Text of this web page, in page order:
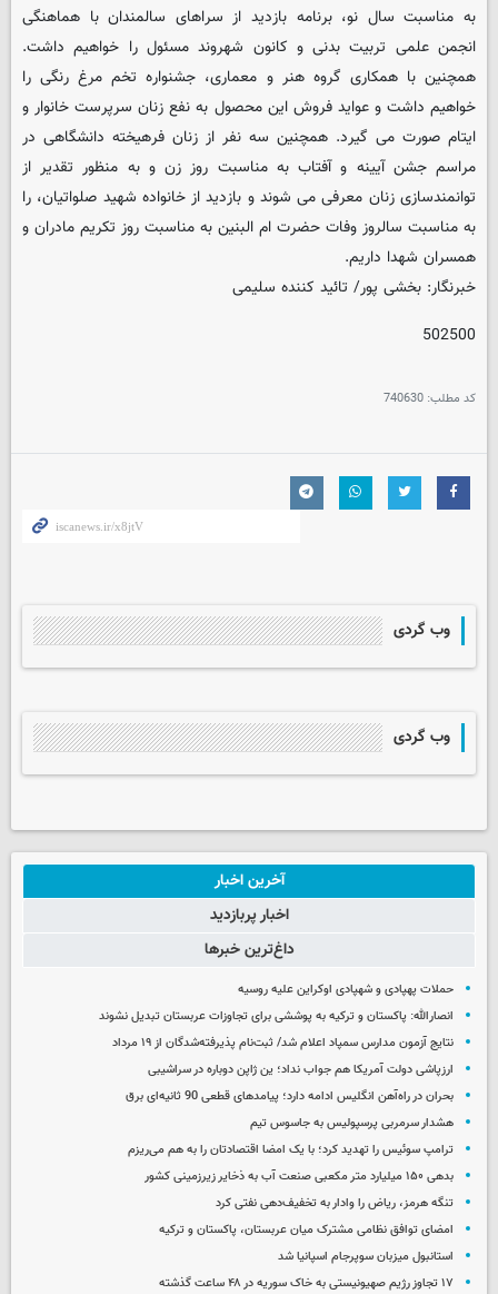
به مناسبت سال نو، برنامه بازدید از سراهای سالمندان با هماهنگی
انجمن علمی تربیت بدنی و کانون شهروند مسئول را خواهیم داشت.
همچنین با همکاری گروه هنر و معماری، جشنواره تخم مرغ رنگی را
خواهیم داشت و عواید فروش این محصول به نفع زنان سرپرست خانوار و
ایتام صورت می گیرد. همچنین سه نفر از زنان فرهیخته دانشگاهی در
مراسم جشن آیینه و آفتاب به مناسبت روز زن و به منظور تقدیر از
توانمندسازی زنان معرفی می شوند و بازدید از خانواده شهید صلواتیان، را
به مناسبت سالروز وفات حضرت ام البنین به مناسبت روز تکریم مادران و
همسران شهدا داریم.
خبرنگار: بخشی پور/ تائید کننده سلیمی
502500
کد مطلب: 740630
وب گردی
وب گردی
آخرین اخبار
اخبار پربازدید
داغ‌ترین خبرها
حملات پهپادی و شهپادی اوکراین علیه روسیه
انصارالله: پاکستان و ترکیه به پوششی برای تجاوزات عربستان تبدیل نشوند
نتایج آزمون مدارس سمپاد اعلام شد/ ثبت‌نام پذیرفته‌شدگان از ۱۹ مرداد
ارزپاشی دولت آمریکا هم جواب نداد؛ ین ژاپن دوباره در سراشیبی
بحران در راه‌آهن انگلیس ادامه دارد؛ پیامدهای قطعی 90 ثانیه‌ای برق
هشدار سرمربی پرسپولیس به جاسوس تیم
ترامپ سوئیس را تهدید کرد؛ با یک امضا اقتصادتان را به هم می‌ریزم
بدهی ۱۵۰ میلیارد متر مکعبی صنعت آب به ذخایر زیرزمینی کشور
تنگه هرمز، ریاض را وادار به تخفیف‌دهی نفتی کرد
امضای توافق نظامی مشترک میان عربستان، پاکستان و ترکیه
استانبول میزبان سوپرجام اسپانیا شد
۱۷ تجاوز رژیم صهیونیستی به خاک سوریه در ۴۸ ساعت گذشته